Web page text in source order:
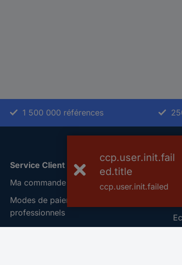
1 500 000 références
Service Client
Ma commande
Modes de paiement pour les
professionnels
Modes de paiement pour les particuliers
ccp.user.init.fail
ed.title
ccp.user.init.failed